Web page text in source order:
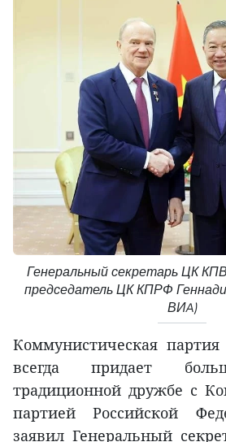
Генеральный секретарь ЦК
председатель ЦК КПРФ
ВИA)
Коммунистическая
всегда придает
традиционной дружбе с
партией Российской
заявил Генеральный